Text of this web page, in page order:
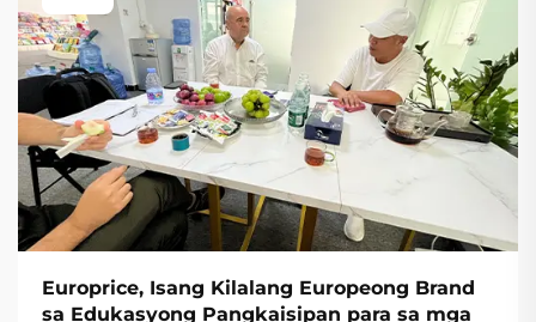
Europrice, Isang Kilalang Europeong Brand
sa Edukasyong Pangkaisipan para sa mga